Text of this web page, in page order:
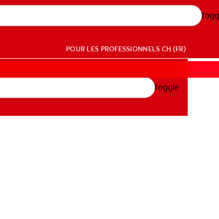
POUR LES PROFESSIONNELS CH (FR)
Toggle